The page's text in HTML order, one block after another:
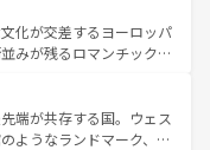
異なるスペインはその個
る人を魅了する。 なお、新着のスペイン情報は コ
華麗な宮殿、歴史的な大
な自然が、訪れる者を心
美食の国としても知ら
ランス、プロヴァンスの
な楽しみ方が可能だ。さ
溢れており、どの街角に
化が交差するヨーロッパ
みが残るロマンチック街
も飽きることがない。ベ
州のアルプスの絶景、そ
った風景は必見。ビール
端が共存する国。ウェス
ようなランドマーク、歴